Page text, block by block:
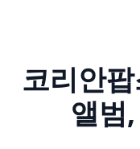
코리안
앨범